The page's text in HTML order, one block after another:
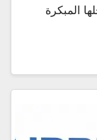
المبكرة